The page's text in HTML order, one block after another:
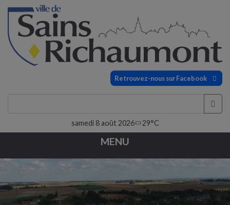
Retrouvez-nous sur Facebook
samedi 8 août 2026 29°C
MENU